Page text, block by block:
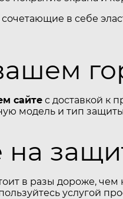
сочетающие в себе
сайте с доставкой к
модель и тип
на
в разы дороже,
услугой